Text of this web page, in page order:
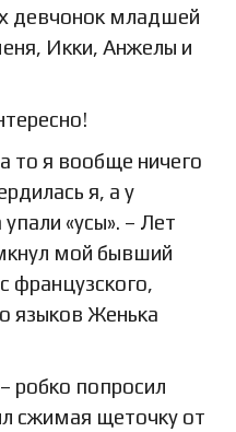
девчонок младшей
Икки, Анжелы и
то я вообще ничего
я, а у
«усы». – Лет
мой бывший
французского,
языков Женька
робко попросил
сжимая щеточку от